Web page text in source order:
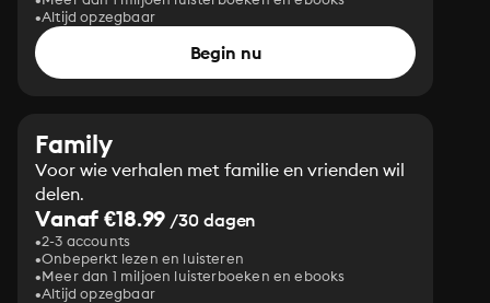
Altijd opzegbaar
Begin nu
Family
Voor wie verhalen met familie en vrienden wil
delen.
Vanaf €18.99 /30 dagen
2-3 accounts
Onbeperkt lezen en luisteren
Meer dan 1 miljoen luisterboeken en ebooks
Altijd opzegbaar